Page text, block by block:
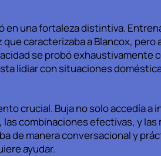
una fortaleza distintiva.
caracterizaba a Blancox, pero
se probó exhaustivamente
lidiar con situaciones
crucial. Buja no solo accedía a
combinaciones efectivas, y
de manera conversacional y
ayudar.